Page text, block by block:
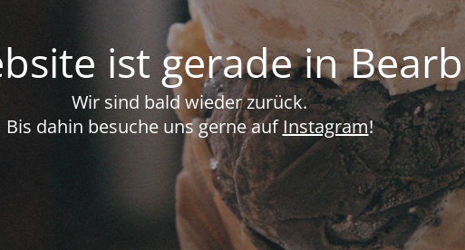
ist gerade in
Wir sind bald wieder zurück.
Bis dahin besuche uns gerne auf Instagram!